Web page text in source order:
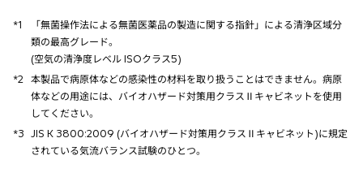
*1
「無菌操作法による無菌医薬品の製造に関する指針」による清浄区域分
類の最高グレード。
(空気の清浄度レベル ISOクラス5)
*2
本製品で病原体などの感染性の材料を取り扱うことはできません。病原
体などの用途には、バイオハザード対策用クラスⅡキャビネットを使用
してください。
*3 JIS K 3800:2009 (バイオハザード対策用クラスⅡキャビネット)に規定
されている気流バランス試験のひとつ。